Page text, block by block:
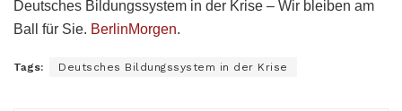
Deutsches Bildungssystem in der Krise – Wir bleiben am
Ball für Sie. BerlinMorgen.
Tags: Deutsches Bildungssystem in der Krise